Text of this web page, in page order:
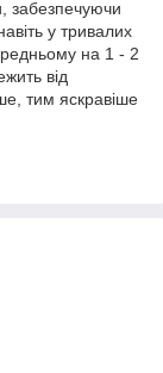
забезпечуючи
у тривалих
на 1 - 2
від
тим яскравіше